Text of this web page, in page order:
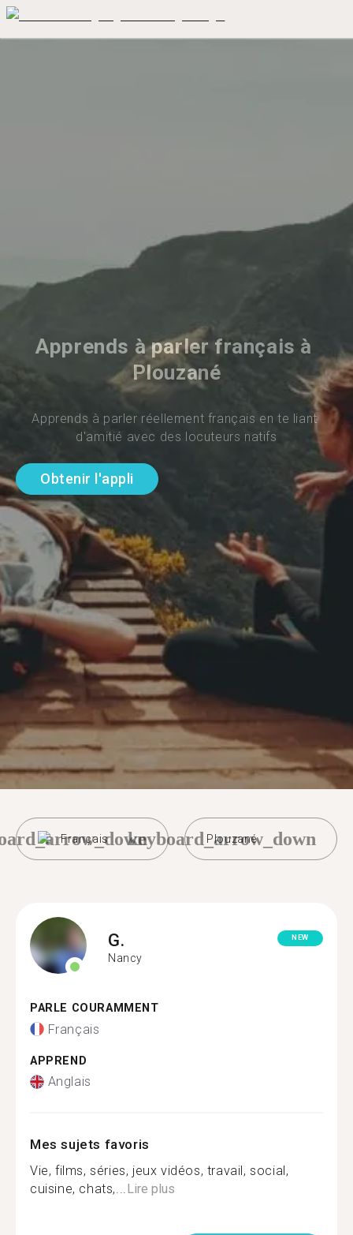
Apprends à parler français à
Plouzané
Apprends à parler réellement français en te liant
d'amitié avec des locuteurs natifs
Obtenir l'appli
Français Plouzané
keyboard_arrow_down
G.
Nancy
NEW
PARLE COURAMMENT
Français
APPREND
Anglais
Mes sujets favoris
Vie, films, séries, jeux vidéos, travail, social,
cuisine, chats,...Lire plus